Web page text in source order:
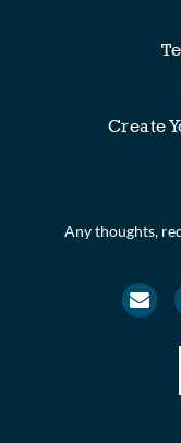
Create
Any thoughts,